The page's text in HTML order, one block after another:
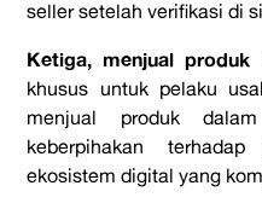
seller setelah verifikasi di
Ketiga, menjual produk
khusus untuk pelaku
menjual produk
keberpihakan
ekosistem digital yang